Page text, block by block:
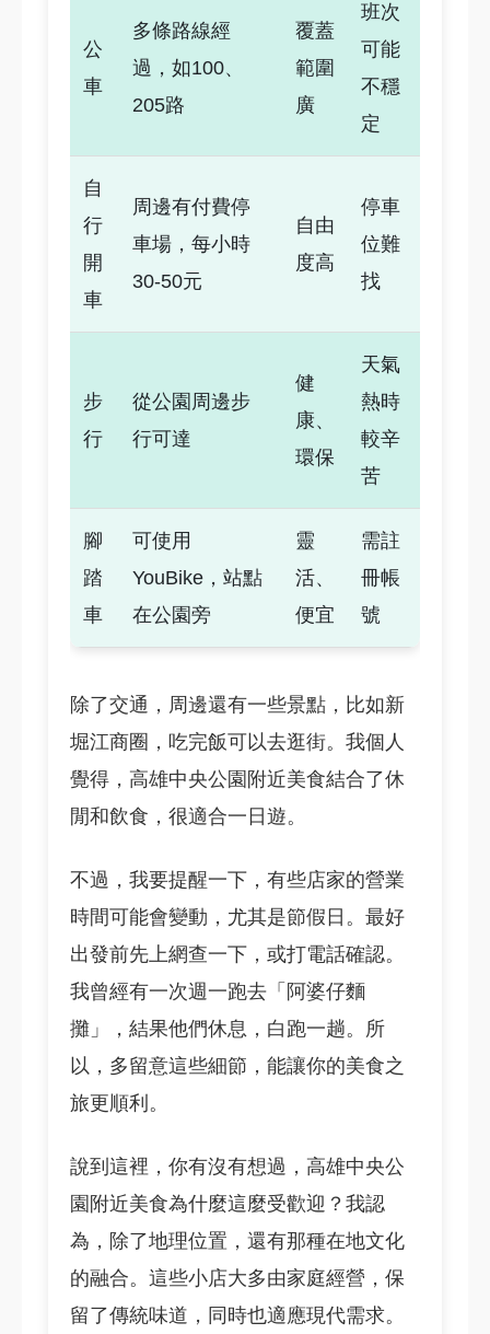
公
車
多條路線經
過，如100、
205路
覆蓋
範圍
廣
班次
可能
不穩
定
自
行
開
車
周邊有付費停
車場，每小時
30-50元
自由
度高
停車
位難
找
步
行
從公園周邊步
行可達
健
康、
環保
天氣
熱時
較辛
苦
腳
踏
車
可使用
YouBike，站點
在公園旁
靈
活、
便宜
需註
冊帳
號
除了交通，周邊還有一些景點，比如新
堀江商圈，吃完飯可以去逛街。我個人
覺得，高雄中央公園附近美食結合了休
閒和飲食，很適合一日遊。
不過，我要提醒一下，有些店家的營業
時間可能會變動，尤其是節假日。最好
出發前先上網查一下，或打電話確認。
我曾經有一次週一跑去「阿婆仔麵
攤」，結果他們休息，白跑一趟。所
以，多留意這些細節，能讓你的美食之
旅更順利。
說到這裡，你有沒有想過，高雄中央公
園附近美食為什麼這麼受歡迎？我認
為，除了地理位置，還有那種在地文化
的融合。這些小店大多由家庭經營，保
留了傳統味道，同時也適應現代需求。